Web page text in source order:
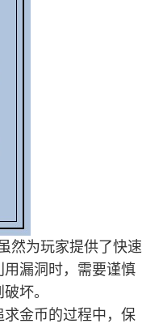
然为玩家提供了快速
漏洞时，需要谨慎
坏。
金币的过程中，保